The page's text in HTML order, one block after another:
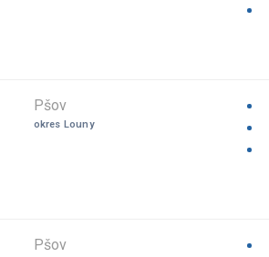
Pšov
okres Louny
Pšov